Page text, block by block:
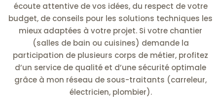
écoute attentive de vos idées, du respect de votre
budget, de conseils pour les solutions techniques les
mieux adaptées à votre projet. Si votre chantier
(salles de bain ou cuisines) demande la
participation de plusieurs corps de métier, profitez
d’un service de qualité et d’une sécurité optimale
grâce à mon réseau de sous-traitants (carreleur,
électricien, plombier).